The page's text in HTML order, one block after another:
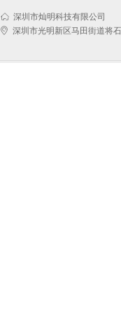
ꀷ 深圳市光明新区马田街道将
ꀇ 深圳市灿明科技有限公司